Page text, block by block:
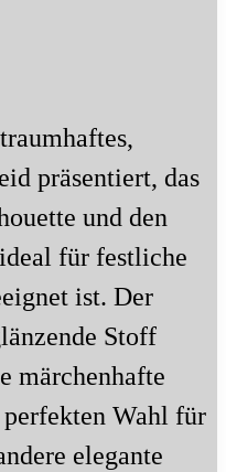
präsentiert, das
und den
für festliche
ist. Der
Stoff
märchenhafte
Wahl für
elegante